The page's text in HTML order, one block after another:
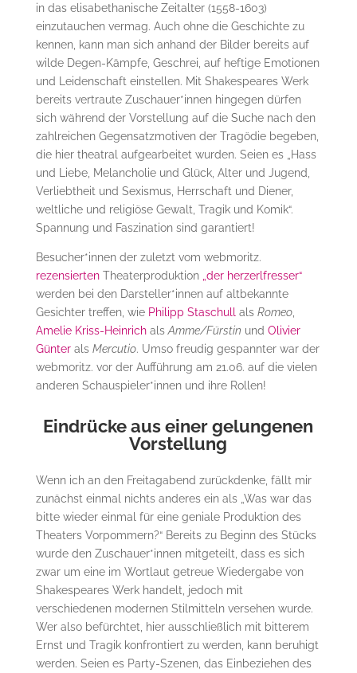
in das elisabethanische Zeitalter (1558-1603)
einzutauchen vermag. Auch ohne die Geschichte zu
kennen, kann man sich anhand der Bilder bereits auf
wilde Degen-Kämpfe, Geschrei, auf heftige Emotionen
und Leidenschaft einstellen. Mit Shakespeares Werk
bereits vertraute Zuschauer*innen hingegen dürfen
sich während der Vorstellung auf die Suche nach den
zahlreichen Gegensatzmotiven der Tragödie begeben,
die hier theatral aufgearbeitet wurden. Seien es „Hass
und Liebe, Melancholie und Glück, Alter und Jugend,
Verliebtheit und Sexismus, Herrschaft und Diener,
weltliche und religiöse Gewalt, Tragik und Komik“.
Spannung und Faszination sind garantiert!
Besucher*innen der zuletzt vom webmoritz.
rezensiertenTheaterproduktion „der herzerlfresser“
werden bei den Darsteller*innen auf altbekannte
Gesichter treffen, wie Philipp Staschullals Romeo,
Amelie Kriss-HeinrichalsAmme/Fürstin und Olivier
Günterals Mercutio. Umso freudig gespannter war der
webmoritz. vor der Aufführung am 21.06. auf die vielen
anderen Schauspieler*innen und ihre Rollen!
Eindrücke aus einer gelungenen
Vorstellung
Wenn ich an den Freitagabend zurückdenke, fällt mir
zunächst einmal nichts anderes ein als „Was war das
bitte wieder einmal für eine geniale Produktion des
Theaters Vorpommern?“ Bereits zu Beginn des Stücks
wurde den Zuschauer*innen mitgeteilt, dass es sich
zwar um eine im Wortlaut getreue Wiedergabe von
Shakespeares Werk handelt, jedoch mit
verschiedenen modernen Stilmitteln versehen wurde.
Wer also befürchtet, hier ausschließlich mit bitterem
Ernst und Tragik konfrontiert zu werden, kann beruhigt
werden. Seien es Party-Szenen, das Einbeziehen des